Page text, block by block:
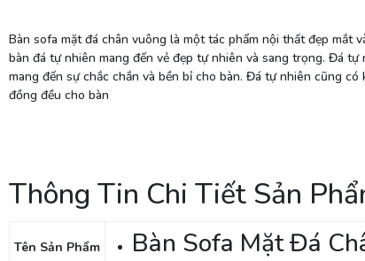
Bàn sofa mặt đá chân vuông là một tác phẩm nội thất đẹp mắt
bàn đá tự nhiên mang đến vẻ đẹp tự nhiên và sang trọng. Đá
mang đến sự chắc chắn và bền bỉ cho bàn. Đá tự nhiên cũng
đồng đều cho bàn
Thông Tin Chi Tiết Sản
Tên Sản Phẩm Bàn Sofa Mặt Đá